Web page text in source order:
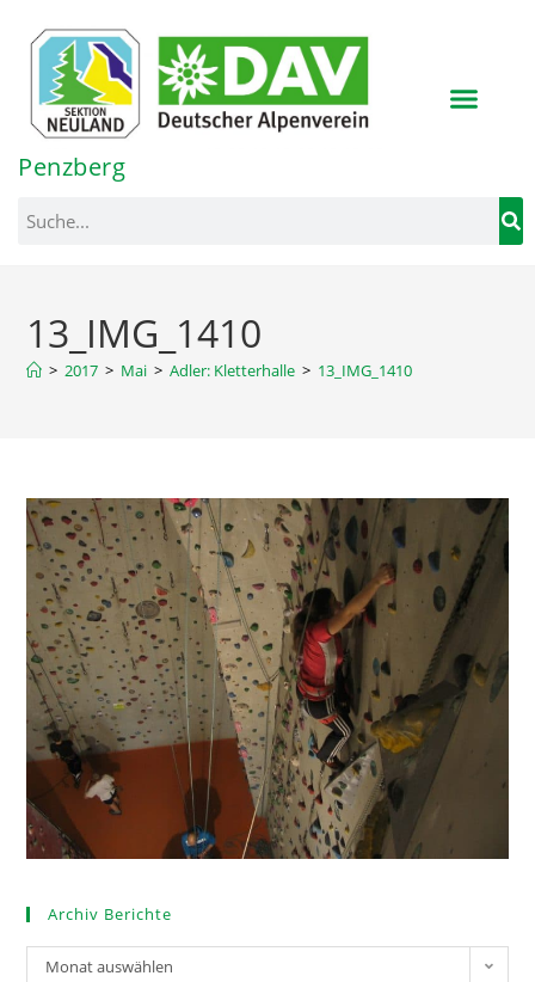
springen
Penzberg
13_IMG_1410
> 2017 > Mai > Adler: Kletterhalle > 13_IMG_1410
Archiv Berichte
Monat auswählen